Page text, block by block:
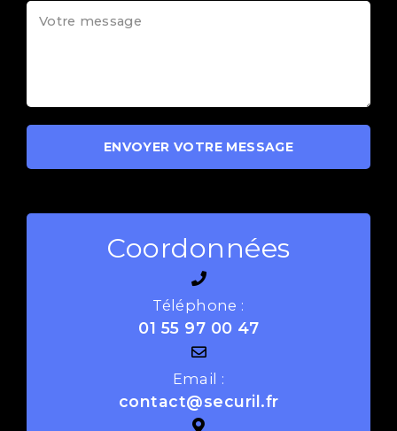
ENVOYER VOTRE MESSAGE
Coordonnées
Téléphone :
01 55 97 00 47
Email :
contact@securil.fr